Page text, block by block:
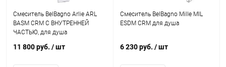
Смеситель BelBagno Arlie ARL
BASM CRM С ВНУТРЕННЕЙ
ЧАСТЬЮ, для душа
11 800 руб. / шт
Смеситель BelBagno Mille MIL
ESDM CRM для душа
6 230 руб. / шт